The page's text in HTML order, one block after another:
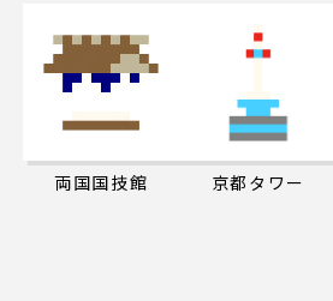
両国国技館 京都タワー